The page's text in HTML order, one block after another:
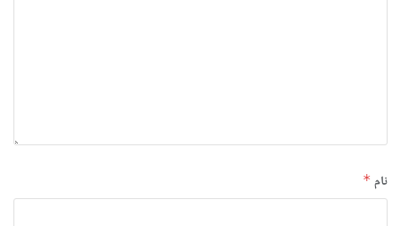
نام *